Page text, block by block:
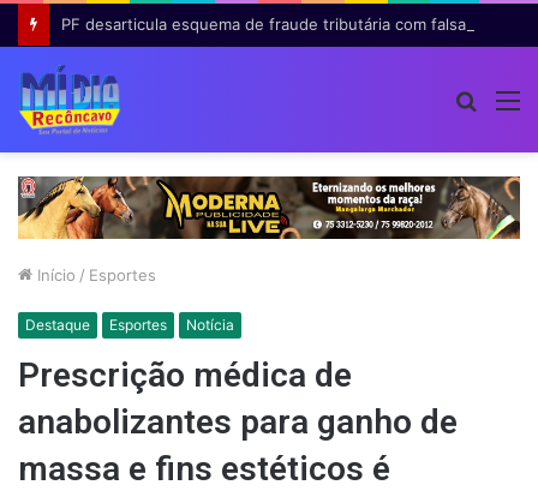
Início / Esportes
Destaque Esportes Notícia
Prescrição médica de
anabolizantes para ganho de
massa e fins estéticos é